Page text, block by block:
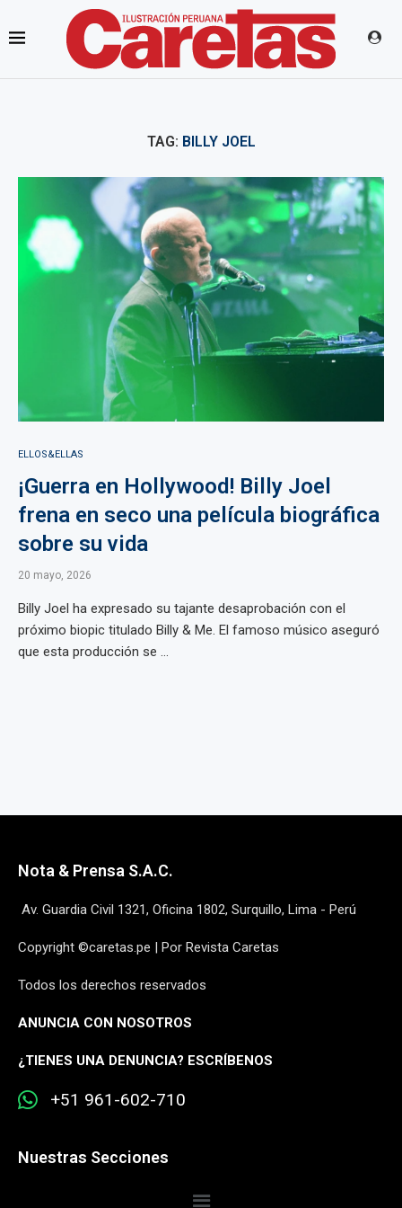
TAG: BILLY JOEL
ELLOS&ELLAS
¡Guerra en Hollywood! Billy Joel
frena en seco una película biográfica
sobre su vida
20 mayo, 2026
Billy Joel ha expresado su tajante desaprobación con el
próximo biopic titulado Billy & Me. El famoso músico aseguró
que esta producción se ...
Nota & Prensa S.A.C.
Av. Guardia Civil 1321, Oficina 1802, Surquillo, Lima - Perú
Copyright ©caretas.pe | Por Revista Caretas
Todos los derechos reservados
ANUNCIA CON NOSOTROS
¿TIENES UNA DENUNCIA? ESCRÍBENOS
+51 961-602-710
Nuestras Secciones